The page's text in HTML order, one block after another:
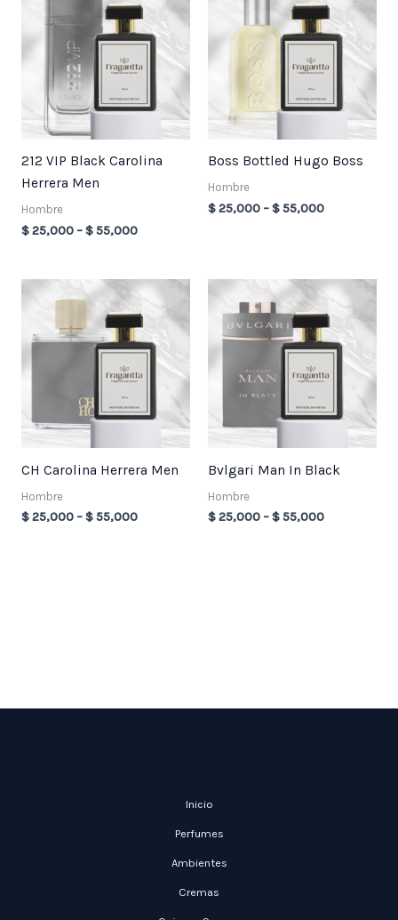
212 VIP Black Carolina
Herrera Men
Hombre
$25,000 –$55,000
$ 25,000
through
$ 55,000
Boss Bottled Hugo Boss
Hombre
$25,000 –$55,000
$ 25,000
through
$ 55,000
CH Carolina Herrera Men
Hombre
$25,000 –$55,000
Price
$ 25,000
through
$ 55,000
Bvlgari Man In Black
Hombre
$25,000 –$55,000
Price
$ 25,000
through
$ 55,000
Inicio
Perfumes
Ambientes
Cremas